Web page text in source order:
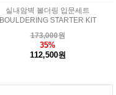
실내암벽 볼더링 입문세트
BOULDERING STARTER KIT
173,000원
35%
112,500원